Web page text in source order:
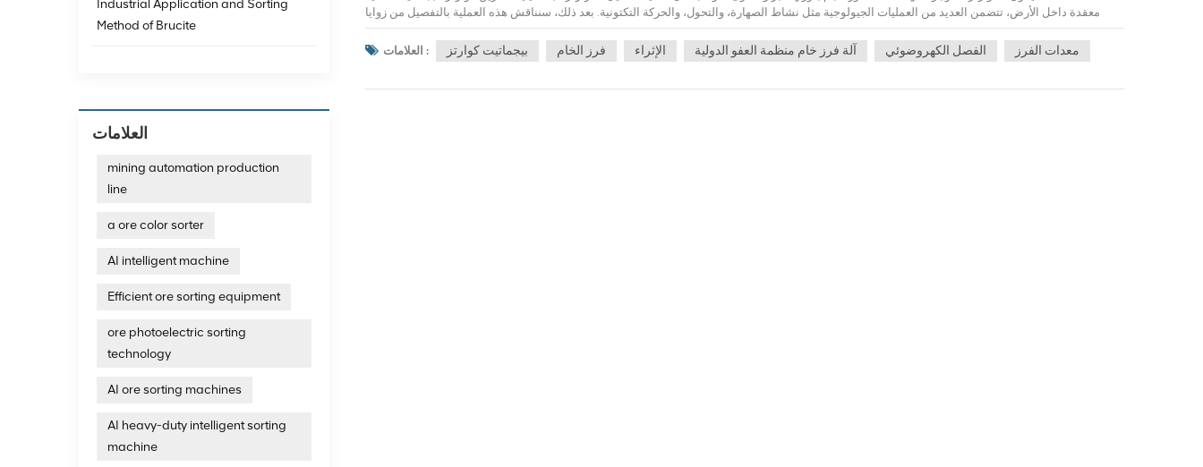
العلامات : بيجماتيت كوارتز فرز الخام الإثراء آلة فرز خام منظمة العفو الدولية الفصل الكهروضوئي معدات الفرز
Industrial Application and Sorting
Method of Brucite
العلامات
mining automation production
line
a ore color sorter
AI intelligent machine
Efficient ore sorting equipment
ore photoelectric sorting
technology
AI ore sorting machines
AI heavy-duty intelligent sorting
machine